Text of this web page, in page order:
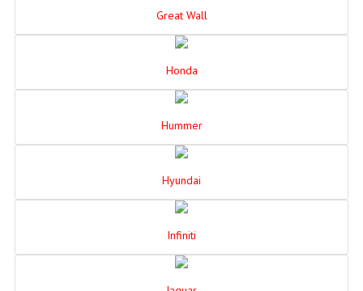
Great Wall
Honda
Hummer
Hyundai
Infiniti